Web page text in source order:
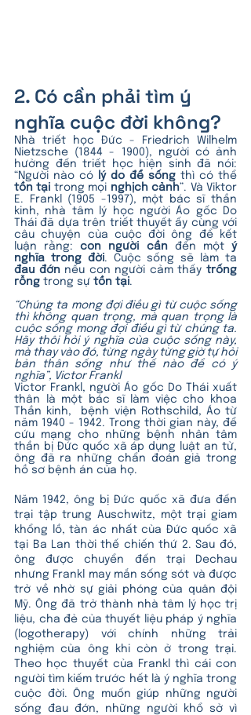
2. Có cần phải tìm ý
nghĩa cuộc đời không?
Nhà triết học Đức - Friedrich Wilhelm
Nietzsche (1844 - 1900), người có ảnh
hưởng đến triết học hiện sinh đã nói:
“Người nào có
lý do để sống
tồn tại trong mọi nghịch cảnh”. Và Viktor
E. Frankl (1905 -1997), một bác sĩ thần
kinh, nhà tâm lý học người Áo gốc Do
Thái đã dựa trên triết thuyết ấy cùng với
câu chuyện của cuộc đời ông để kết
luận rằng: con người cần đến một ý
nghĩa trong đời
đau đớn nếu con người cảm thấy trống
rỗng trong sự tồn tại.
“Chúng ta mong đợi điều gì từ cuộc sống
thì không quan trọng, mà quan trọng là
cuộc sống mong đợi điều gì từ chúng ta.
Hãy thôi hỏi ý nghĩa của cuộc sống này,
mà thay vào đó, từng ngày từng giờ tự hỏi
bản thân sống như thế nào để có ý
nghĩa”, Victor Frankl
Victor Frankl, người Áo gốc Do Thái xuất
thân là một bác sĩ làm việc cho khoa
Thần kinh,  bệnh viện Rothschild, Áo từ
năm 1940 - 1942. Trong thời gian này, để
cứu mạng cho những bệnh nhân tâm
thần bị Đức quốc xã áp dụng luật an tử,
ông đã ra những chẩn đoán giả trong
hồ sơ bệnh án của họ.
Năm 1942, ông bị Đức quốc xã đưa đến
trại tập trung Auschwitz, một trại giam
khổng lồ, tàn ác nhất của Đức quốc xã
tại Ba Lan thời thế chiến thứ 2. Sau đó,
ông được chuyển đến trại Dechau
nhưng Frankl may mắn sống sót và được
trở về nhờ sự giải phóng của quân đội
Mỹ. Ông đã trở thành nhà tâm lý học trị
liệu, cha đẻ của thuyết liệu pháp ý nghĩa
(logotherapy) với chính những trải
nghiệm của ông khi còn ở trong trại.
Theo học thuyết của Frankl thì cái con
người tìm kiếm trước hết là ý nghĩa trong
cuộc đời. Ông muốn giúp những người
sống đau đớn, những người khổ sở vì